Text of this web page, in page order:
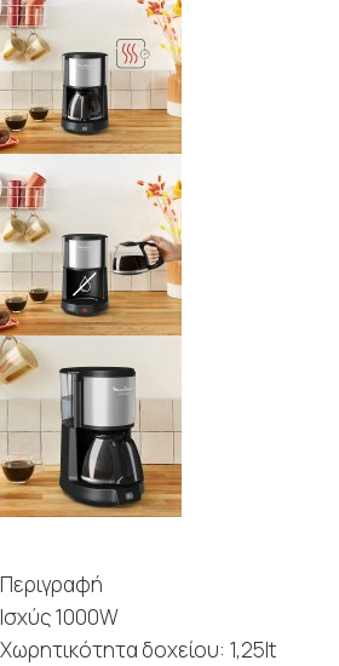
Περιγραφή
Ισχύς 1000W
Χωρητικότητα δοχείου: 1,25lt